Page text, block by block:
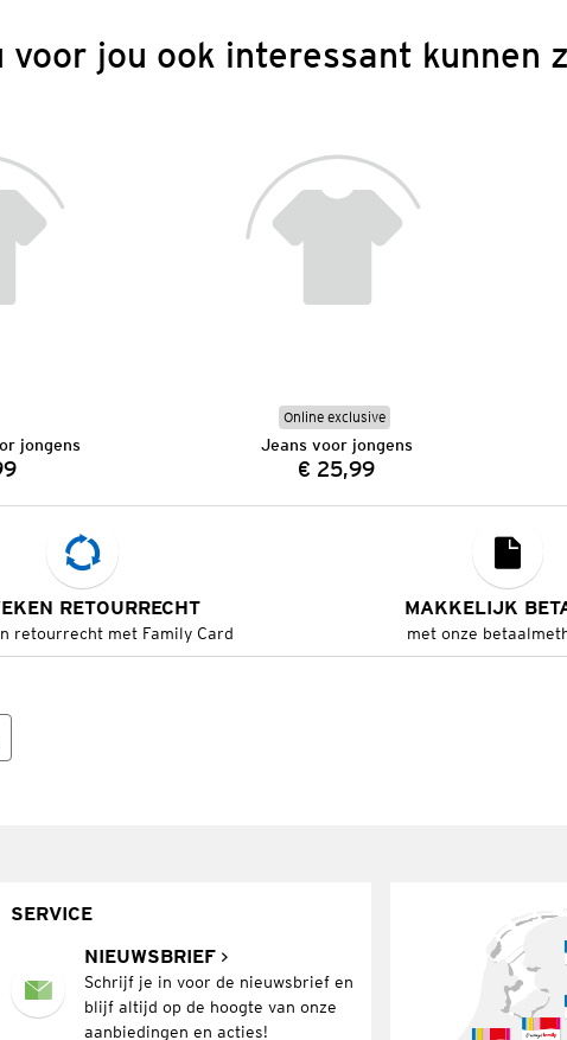
voor jou ook interessant kunnen
jongens
Online exclusive
Jeans voor jongens
Prijs:
€ 25,99
RETOURRECHT
retourrecht met Family Card
MAKKELIJK
met onze
SERVICE
NIEUWSBRIEF
Schrijf je in voor de nieuwsbrief en
blijf altijd op de hoogte van onze
aanbiedingen en acties!